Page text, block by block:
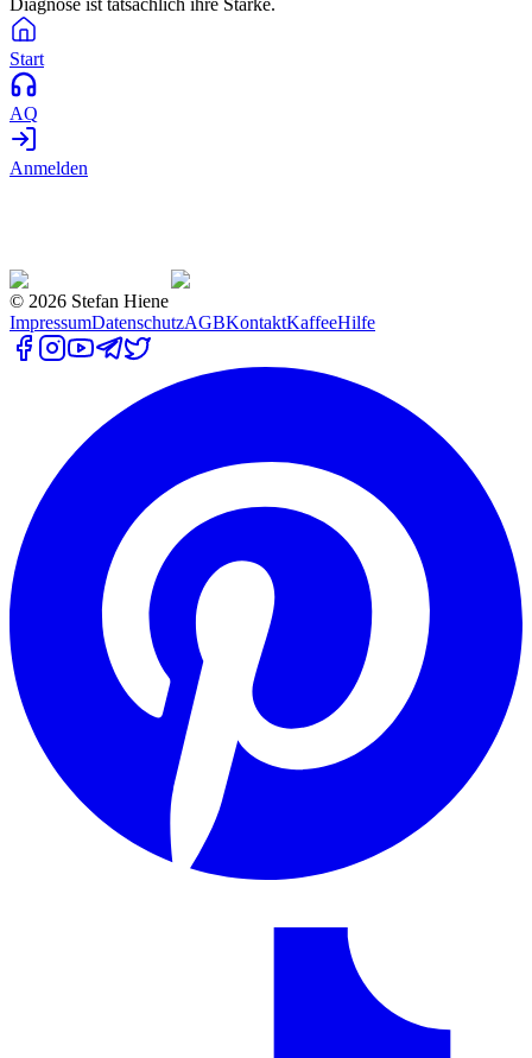
Diagnose ist tatsächlich ihre Stärke.
Start
AQ
Anmelden
© 2026 Stefan Hiene
ImpressumDatenschutzAGBKontaktKaffeeHilfe